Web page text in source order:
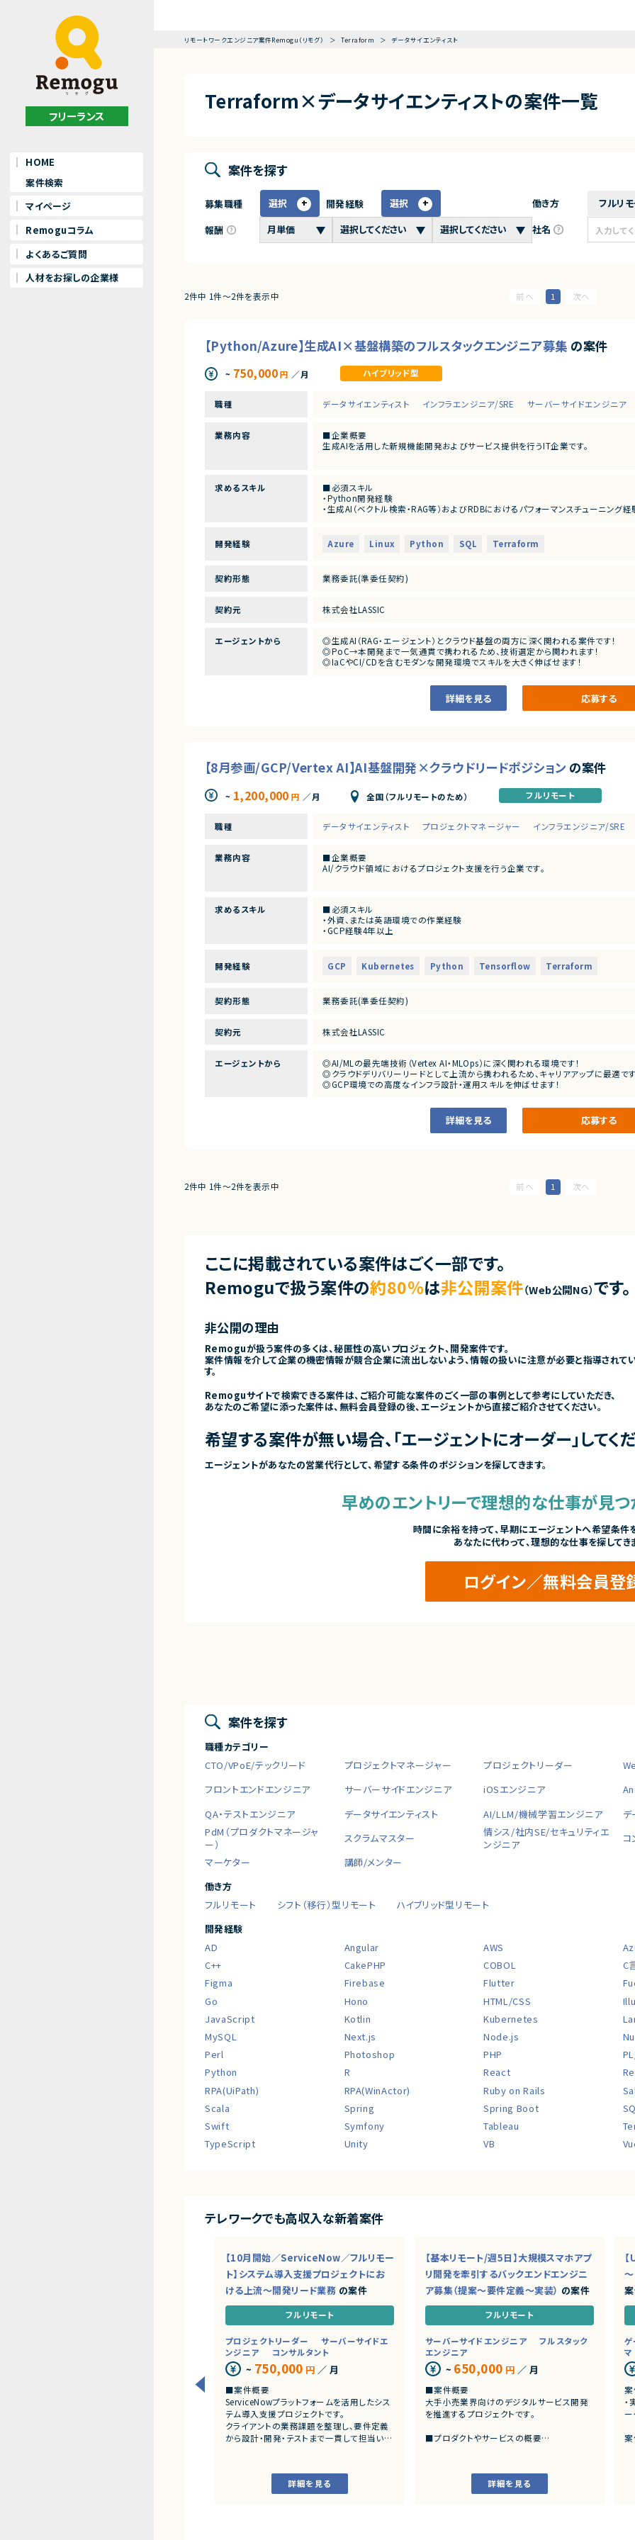
フリーランス
HOME
案件検索
マイページ
Remoguコラム
よくあるご質問
人材をお探しの企業様
リモートワークエンジニア案件Remogu（リモグ） Terraform データサイエンティスト
Terraform×データサイエンティストの案件一覧
案件を探す
募集職種 選択 開発経験
選択
報酬
働き方
フルリ
社名
2件中 1件〜2件を表示中 1
【Python/Azure】生成AI×基盤構築のフルスタックエンジニア募集 の案件
~ 750,000円 ／月 ハイブリッド型
職種 データサイエンティスト インフラエンジニア/SRE サーバーサイドエンジニア
業務内容
■企業概要
生成AIを活用した新規機能開発およびサービス提供を行うIT企業です。
■業務内容
・PythonによるバックエンドおよびAPI設計・開発
・TerraformによるAzure環境（Dev/Stg/Prod）の構築・管理
・Azure DevOpsを用いたCI/CDパイプラインの設計・運用
・ビジネスサイドと連携した要件定義／技術選定
・要件定義～設計～開発～テスト～運用
求めるスキル
■必須スキル
・Python開発経験
・生成AI（ベクトル検索・RAG等）およびRDBにおけるパフォーマンスチューニング経
・Git/GitHub（ブランチ戦略、PRレビュー、チーム開発標準フローの理解）
・ソリューション設計・アーキテクチャ設計の経験
‐RAG・エージェント技術の知見
‐生成AIモデルを活用したシステム開発経験
■尚可スキル
・Azure DevOpsを用いたCI/CDパイプライン構築・運用経験
・生成AIに関するデータサイエンティストの経験
・業務メンバーとのコミュニケーション、仕様・ロジックの説明能力
・英語によるドキュメント作成・仕様理解
開発経験 Azure Linux Python SQL Terraform
契約形態 業務委託(準委任契約)
契約元 株式会社LASSIC
エージェントから
◎生成AI（RAG・エージェント）とクラウド基盤の両方に深く関われる案件です！
◎PoC→本開発まで一気通貫で携われるため、技術選定から関われます！
◎IaCやCI/CDを含むモダンな開発環境でスキルを大きく伸ばせます！
詳細を見る 応募する
【8月参画/GCP/Vertex AI】AI基盤開発×クラウドリードポジション の案件
~ 1,200,000 円 ／月 全国（フルリモートのため） フルリモート
職種 データサイエンティスト プロジェクトマネージャー インフラエンジニア/SRE
業務内容
■企業概要
AI/クラウド領域におけるプロジェクト支援を行う企業です。
■業務内容
・Vertex AIを活用した機械学習基盤の設計・構築
・TerraformによるインフラIaC化
・BigQueryなどを用いたデータ基盤構築
■担当工程
■その他補足
・初日のみ出社、その後リモート
求めるスキル
■必須スキル
・外資、または英語環境での作業経験
・GCP経験4年以上
・TensorFlow/PyTorch
・Terraform
・GKE
・Docker
■尚可スキル
■求める人物像
・AI/ML領域において主体的に推進できる方
・クラウド案件でリード経験がある方
開発経験 GCP Kubernetes Python Tensorflow Terraform
契約形態 業務委託(準委任契約)
契約元 株式会社LASSIC
エージェントから
◎AI/MLの最先端技術（Vertex AI・MLOps）に深く関われる環境です！
◎クラウドデリバリーリードとして上流から携われるため、キャリアアップに最適で
◎GCP環境での高度なインフラ設計・運用スキルを伸ばせます！
詳細を見る 応募する
2件中 1件〜2件を表示中 1
ここに掲載されている案件はごく一部です。
Remoguで扱う案件の約80％は非公開案件（Web公開NG）です。
非公開の理由
Remoguが扱う案件の多くは、秘匿性の高いプロジェクト、開発案件です。
案件情報を介して企業の機密情報が競合企業に流出しないよう、情報の扱いに注意が必要と指導されて
す。
Remoguサイトで検索できる案件は、ご紹介可能な案件のごく一部の事例として参考にしていただき、
あなたのご希望に添った案件は、無料会員登録の後、エージェントから直接ご紹介させてください。
希望する案件が無い場合、「エージェントにオーダー」してく
エージェントがあなたの営業代行として、希望する条件のポジションを探してきます。
早めのエントリーで理想的な仕事が見つ
時間に余裕を持って、 早期にエージェントへ希望条件
あなたに代わって、理想的な仕事を探してき
ログイン／無料会員登
案件を探す
職種カテゴリー
CTO/VPoE/テックリード
プロジェクトマネージャー プロジェクトリーダー
フロントエンドエンジニア
サーバーサイドエンジニア iOSエンジニア
QA・テストエンジニア
データサイエンティスト AI/LLM/機械学習エンジニア
デ
PdM（プロダクトマネージャ
ー）
スクラムマスター
情シス/社内SE/セキュリティエ
ンジニア
コ
マーケター
講師/メンター
働き方
フルリモート
シフト（移行）型リモート
ハイブリッド型リモート
開発経験
AD
Angular AWS
C++
CakePHP COBOL
C
Figma
Firebase Flutter
Go
Hono HTML/CSS
JavaScript
Kotlin Kubernetes
MySQL
Next.js Node.js
Perl
Photoshop PHP
Python
R React
RPA(UiPath)
RPA(WinActor) Ruby on Rails
Scala
Spring Spring Boot
Swift
Symfony Tableau
TypeScript
Unity VB
テレワークでも高収入な新着案件
【10月開始／ServiceNow／フルリモー
ト】システム導入支援プロジェクトにお
ける上流～開発リード業務 の案件
フルリモート
プロジェクトリーダー
サーバーサイドエ
ンジニア
コンサルタント
~ 750,000 円 ／ 月
■案件概要
ServiceNowプラットフォームを活用したシス
テム導入支援プロジェクトです。
クライアントの業務課題を整理し、要件定義
から設計・開発・テストまで一貫して担当いた
・顧客との要件ヒアリングおよび要件定義
詳細を見る
【基本リモート/週5日】大規模スマホアプ
リ開発を牽引するバックエンドエンジニ
ア募集（提案～要件定義～実装） の案件
フルリモート
サーバーサイドエンジニア
フルスタック
エンジニア
~ 650,000 円 ／ 月
■案件概要
大手小売業界向けのデジタルサービス開発
を推進するプロジェクトです。
■プロダクトやサービスの概要
・既にサービス稼働中であり、数ヶ月から半
詳細を見る
ゲ
マ
案
・
案